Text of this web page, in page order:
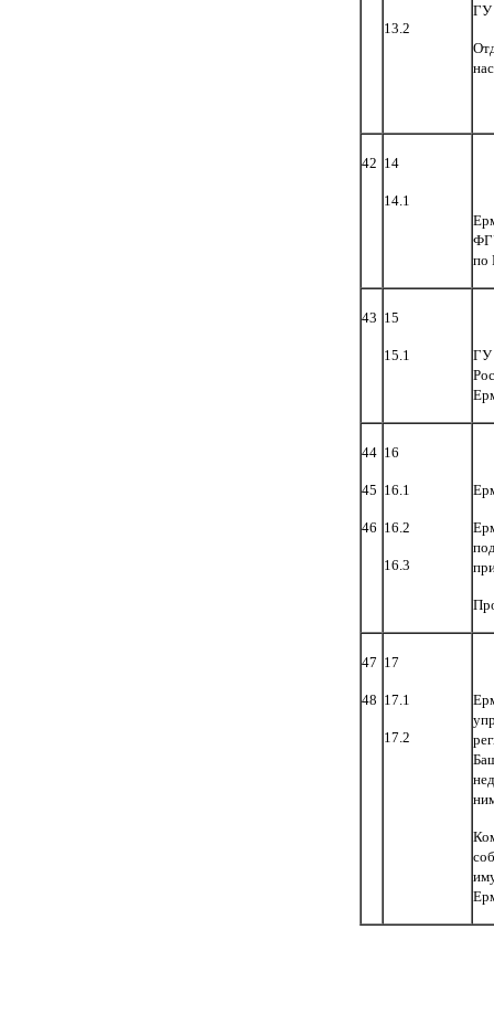
13.2
ГУ
42 14
14.1
по
43 15
15.1
ГУ
44
45
46
16
16.1
16.2
16.3
47
48
17
17.1
17.2